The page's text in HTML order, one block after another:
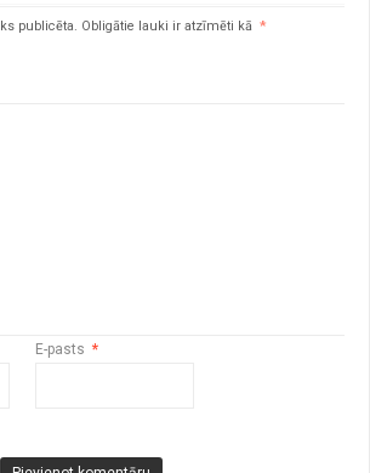
publicēta. Obligātie lauki ir atzīmēti kā *
E-pasts *